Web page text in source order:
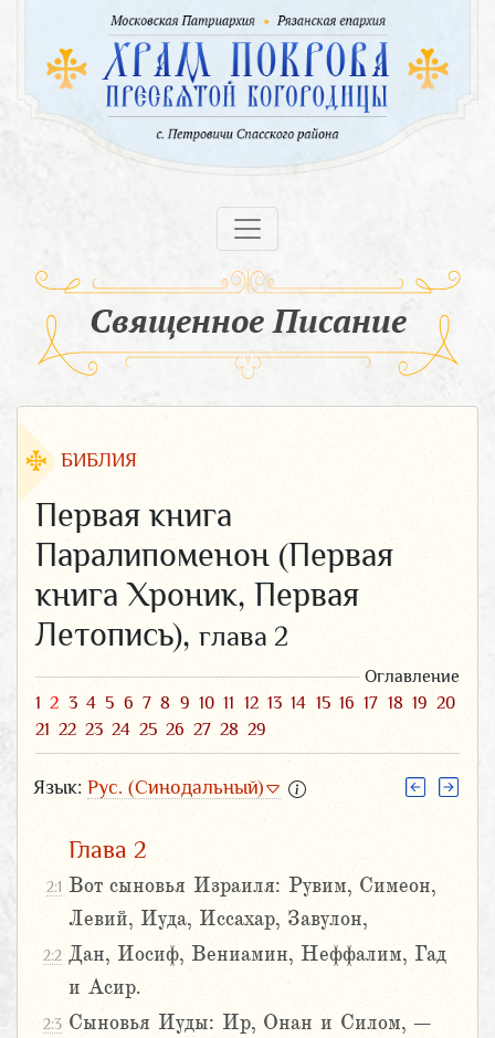
Священное Писание
БИБЛИЯ
Первая книга
Паралипоменон (Первая
книга Хроник, Первая
Летопись), глава 2
Оглавление
1 2 3 4 5 6 7 8 9 10 11 12 13 14 15 16 17 18 19 20
21 22 23 24 25 26 27 28 29
Язык: Рус. (Синодальный)
Глава 2
2:1 Вот сыновья Израиля: Рувим, Симеон,
Левий, Иуда, Иссахар, Завулон,
2:2 Дан, Иосиф, Вениамин, Неффалим, Гад
и Асир.
2:3 Сыновья Иуды: Ир, Онан и Силом, –